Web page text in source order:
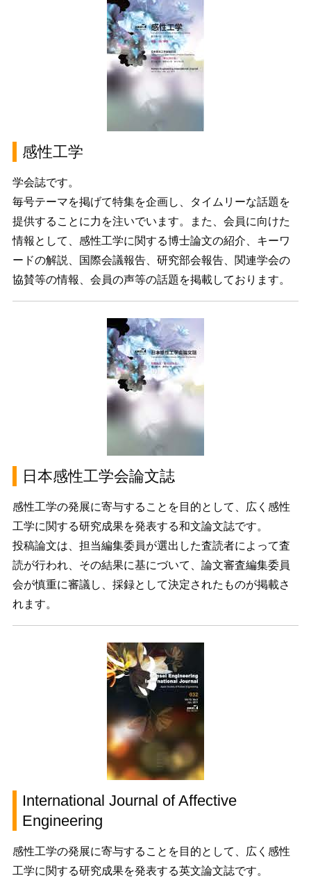
感性工学
学会誌です。
毎号テーマを掲げて特集を企画し、タイムリーな話題を
提供することに力を注いでいます。また、会員に向けた
情報として、感性工学に関する博士論文の紹介、キーワ
ードの解説、国際会議報告、研究部会報告、関連学会の
協賛等の情報、会員の声等の話題を掲載しております。
日本感性工学会論文誌
感性工学の発展に寄与することを目的として、広く感性
工学に関する研究成果を発表する和文論文誌です。
投稿論文は、担当編集委員が選出した査読者によって査
読が行われ、その結果に基にづいて、論文審査編集委員
会が慎重に審議し、採録として決定されたものが掲載さ
れます。
International Journal of Affective
Engineering
感性工学の発展に寄与することを目的として、広く感性
工学に関する研究成果を発表する英文論文誌です。